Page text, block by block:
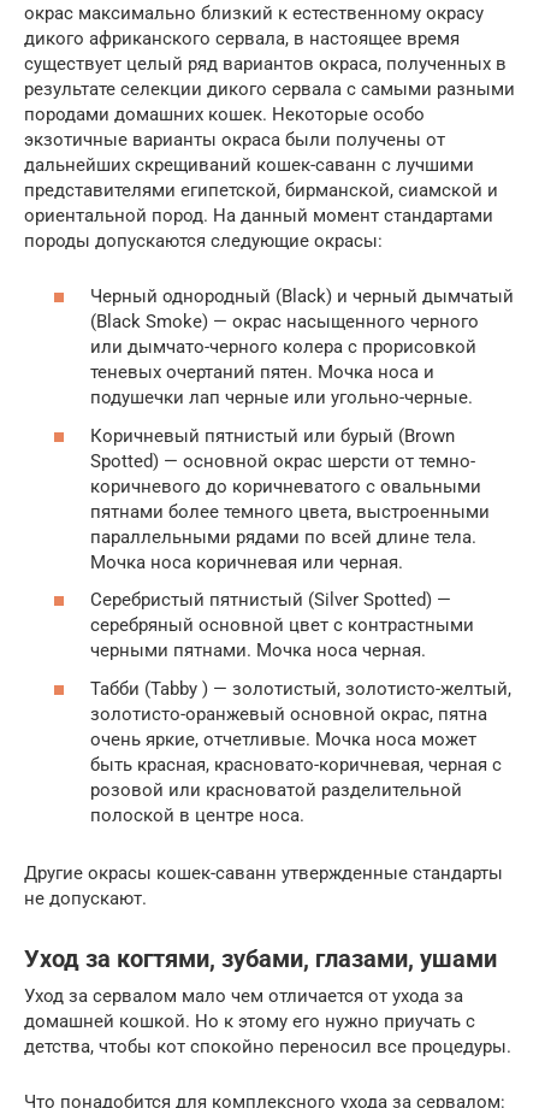
окрас максимально близкий к естественному окрасу
дикого африканского сервала, в настоящее время
существует целый ряд вариантов окраса, полученных в
результате селекции дикого сервала с самыми разными
породами домашних кошек. Некоторые особо
экзотичные варианты окраса были получены от
дальнейших скрещиваний кошек-саванн с лучшими
представителями египетской, бирманской, сиамской и
ориентальной пород. На данный момент стандартами
породы допускаются следующие окрасы:
Черный однородный (Black) и черный дымчатый
(Black Smoke) — окрас насыщенного черного
или дымчато-черного колера с прорисовкой
теневых очертаний пятен. Мочка носа и
подушечки лап черные или угольно-черные.
Коричневый пятнистый или бурый (Brown
Spotted) — основной окрас шерсти от темно-
коричневого до коричневатого с овальными
пятнами более темного цвета, выстроенными
параллельными рядами по всей длине тела.
Мочка носа коричневая или черная.
Серебристый пятнистый (Silver Spotted) —
серебряный основной цвет с контрастными
черными пятнами. Мочка носа черная.
Табби (Tabby ) — золотистый, золотисто-желтый,
золотисто-оранжевый основной окрас, пятна
очень яркие, отчетливые. Мочка носа может
быть красная, красновато-коричневая, черная с
розовой или красноватой разделительной
полоской в центре носа.
Другие окрасы кошек-саванн утвержденные стандарты
не допускают.
Уход за когтями, зубами, глазами, ушами
Уход за сервалом мало чем отличается от ухода за
домашней кошкой. Но к этому его нужно приучать с
детства, чтобы кот спокойно переносил все процедуры.
Что понадобится для комплексного ухода за сервалом: